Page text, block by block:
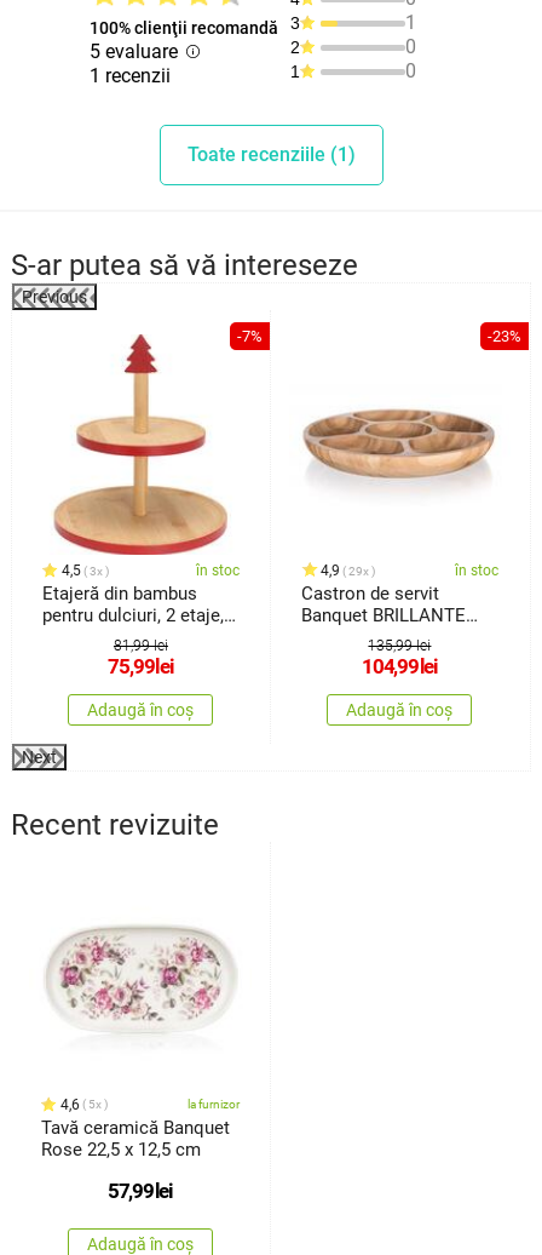
100% clienţii recomandă
5 evaluare
1 recenzii
3 1
2 0
1 0
Toate recenziile (1)
S-ar putea să vă intereseze
Previous
-7%
4,5 3x în stoc
Etajeră din bambus
pentru dulciuri, 2 etaje,
81,99 lei
75,99lei
Adaugă în coș
-23%
4,9 29x în stoc
Castron de servit
Banquet BRILLANTE
Bambus, 31,5 x 4 cm
135,99 lei
104,99lei
Adaugă în coș
Next
Recent revizuite
4,6 5x la furnizor
Tavă ceramică Banquet
Rose 22,5 x 12,5 cm
57,99 lei
Adaugă în coș